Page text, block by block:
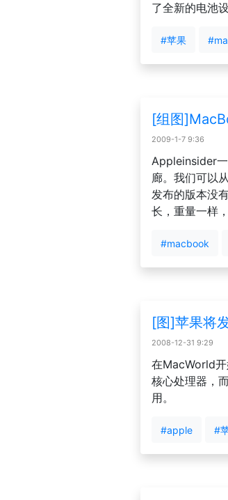
了全新的电池
#苹果
[组图
2009-1-7 9:36
Appleinsider
廊。我们可以
发布的版本没
长，重量一样
#macbook
[图]苹果将
2008-12-31 9:29
在MacWorld
核心处理器，
用。
#apple #